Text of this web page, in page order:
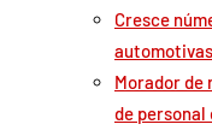
Cresce
Morador de
de